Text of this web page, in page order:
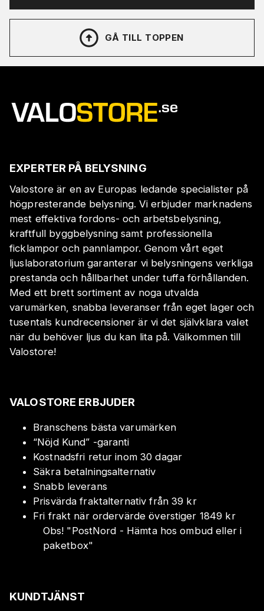
GÅ TILL TOPPEN
EXPERTER PÅ BELYSNING
Valostore är en av Europas ledande specialister på
högpresterande belysning. Vi erbjuder marknadens
mest effektiva fordons- och arbetsbelysning,
kraftfull byggbelysning samt professionella
ficklampor och pannlampor. Genom vårt eget
ljuslaboratorium garanterar vi belysningens verkliga
prestanda och hållbarhet under tuffa förhållanden.
Med ett brett sortiment av noga utvalda
varumärken, snabba leveranser från eget lager och
tusentals kundrecensioner är vi det självklara valet
när du behöver ljus du kan lita på. Välkommen till
Valostore!
VALOSTORE ERBJUDER
Branschens bästa varumärken
“Nöjd Kund” -garanti
Kostnadsfri retur inom 30 dagar
Säkra betalningsalternativ
Snabb leverans
Prisvärda fraktalternativ från 39 kr
Fri frakt när ordervärde överstiger 1849 kr
Obs! "PostNord - Hämta hos ombud eller i
paketbox"
KUNDTJÄNST